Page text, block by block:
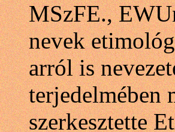
MSzFE.,
nevek
arról is
terjedelmében
szerkesztette